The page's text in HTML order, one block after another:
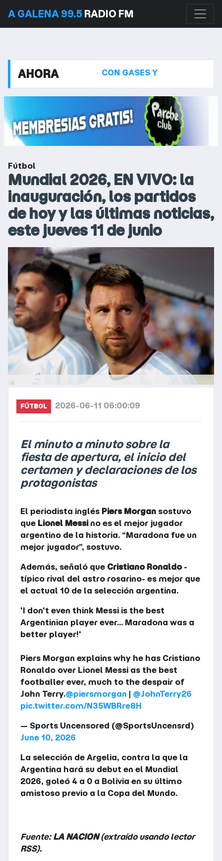
A GALENA 99.5RADIO FM
AHORA
150 DÍAS” CON GASES Y DETONACIONES, LA
Fútbol
Mundial 2026, EN VIVO: la
inauguración, los partidos
de hoy y las últimas noticias,
este jueves 11 de junio
FÚTBOL 2026-06-11 06:00:09
El minuto a minuto sobre la
fiesta de apertura, el inicio del
certamen y declaraciones de los
protagonistas
El periodista inglés Piers Morgan sostuvo
que Lionel Messino es el mejor jugador
argentino de la historia. “Maradona fue un
mejor jugador”, sostuvo.
Además, señaló que Cristiano Ronaldo-
típico rival del astro rosarino- es mejor que
el actual 10 de la selección argentina.
'I don't even think Messi is the best
Argentinian player ever... Maradona was a
better player!'
Piers Morgan explains why he has Cristiano
Ronaldo over Lionel Messi as the best
footballer ever, much to the despair of
John Terry.@piersmorgan | @JohnTerry26
pic.twitter.com/N35WBRre8H
— Sports Uncensored (@SportsUncensrd)
June 10, 2026
La selección de Argelia, contra la que la
Argentina hará su debut en el Mundial
2026, goleó 4 a 0 a Bolivia en su último
amistoso previo a la Copa del Mundo.
Fuente: LA NACION(extraído usando lector
RSS).